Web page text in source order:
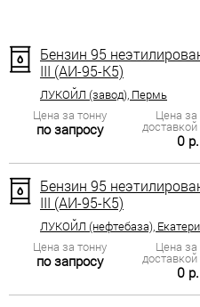
Бензин 95
III (АИ-95-К5)
ЛУКОЙЛ (завод), Пермь
Цена за тонну
по запросу
Цена за
доставкой
0 р.
Бензин 95
III (АИ-95-К5)
ЛУКОЙЛ (нефтебаза),
Цена за тонну
по запросу
Цена за
доставкой
0 р.